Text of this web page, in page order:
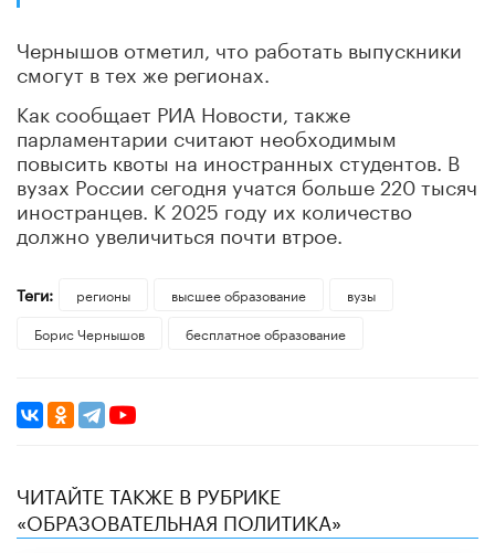
Чернышов отметил, что работать выпускники
смогут в тех же регионах.
Как сообщает РИА Новости, также
парламентарии считают необходимым
повысить квоты на иностранных студентов. В
вузах России сегодня учатся больше 220 тысяч
иностранцев. К 2025 году их количество
должно увеличиться почти втрое.
Теги: регионы высшее образование
вузы
Борис Чернышов
бесплатное образование
ЧИТАЙТЕ ТАКЖЕ В РУБРИКЕ
«ОБРАЗОВАТЕЛЬНАЯ ПОЛИТИКА»